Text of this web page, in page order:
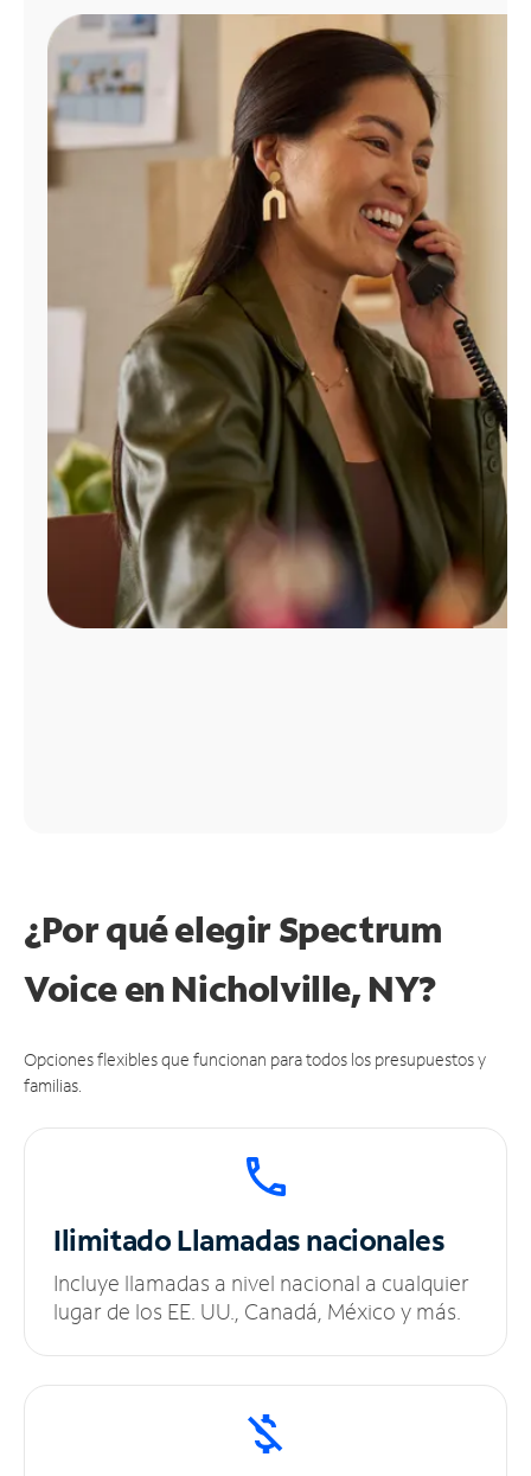
Administrar
cuenta
Encuentra
tienda
¿Por qué elegir Spectrum
Voice en Nicholville, NY?
Opciones flexibles que funcionan para todos los presupuestos y
familias.
IlimitadoLlamadas nacionales
Incluye llamadas a nivel nacional a cualquier
lugar de los EE. UU., Canadá, México y más.